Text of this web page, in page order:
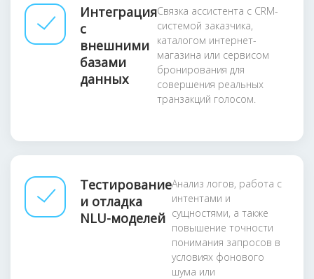
Интеграция
с
внешними
базами
данных
Связка ассистента с CRM-
системой заказчика,
каталогом интернет-
магазина или сервисом
бронирования для
совершения реальных
транзакций голосом.
Тестирование
и отладка
NLU-моделей
Анализ логов, работа с
интентами и
сущностями, а также
повышение точности
понимания запросов в
условиях фонового
шума или